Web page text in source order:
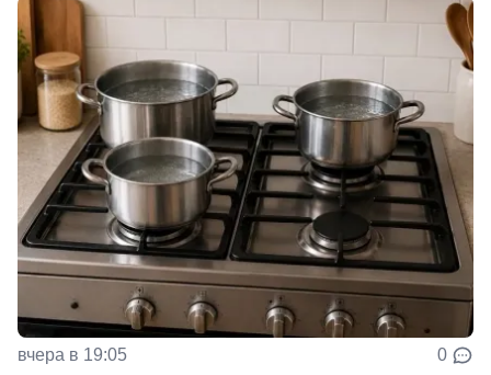
вчера в 19:05 0